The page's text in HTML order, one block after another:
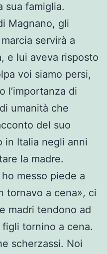
sua famiglia.
Magnano, gli
servirà a
e lui aveva risposto
voi siamo persi,
l’importanza di
umanità che
del suo
in Italia negli anni
la madre.
ho messo piede a
tornavo a cena», ci
madri tendono ad
tornino a cena.
scherzassi. Noi